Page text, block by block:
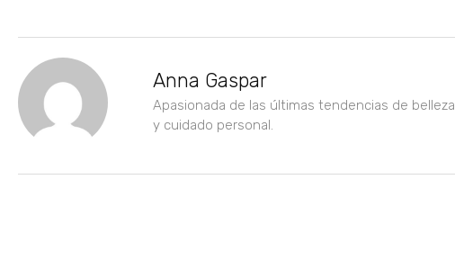
Anna Gaspar
Apasionada de las últimas tendencias de belleza
y cuidado personal.